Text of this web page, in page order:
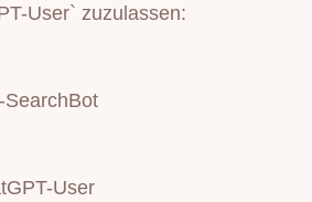
User` zuzulassen:
SearchBot
User